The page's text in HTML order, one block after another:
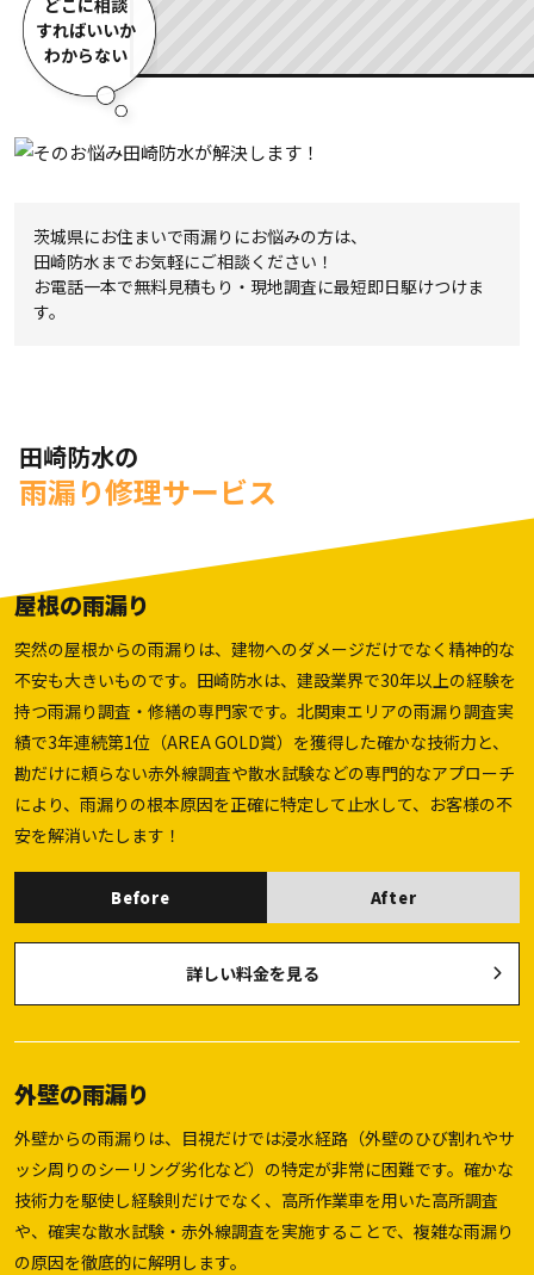
どこに相談
すればいいか
わからない
茨城県にお住まいで雨漏りにお悩みの方は、
田崎防水までお気軽にご相談ください！
お電話一本で無料見積もり・現地調査に最短即日駆けつけま
す。
田崎防水の
雨漏り修理サービス
屋根の雨漏り
突然の屋根からの雨漏りは、建物へのダメージだけでなく精神的な
不安も大きいものです。田崎防水は、建設業界で30年以上の経験を
持つ雨漏り調査・修繕の専門家です。北関東エリアの雨漏り調査実
績で3年連続第1位（AREA GOLD賞）を獲得した確かな技術力と、
勘だけに頼らない赤外線調査や散水試験などの専門的なアプローチ
により、雨漏りの根本原因を正確に特定して止水して、お客様の不
安を解消いたします！
Before After
詳しい料金を見る
外壁の雨漏り
外壁からの雨漏りは、目視だけでは浸水経路（外壁のひび割れやサ
ッシ周りのシーリング劣化など）の特定が非常に困難です。確かな
技術力を駆使し経験則だけでなく、高所作業車を用いた高所調査
や、確実な散水試験・赤外線調査を実施することで、複雑な雨漏り
の原因を徹底的に解明します。